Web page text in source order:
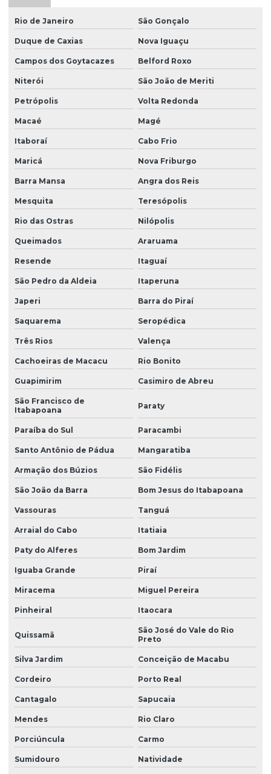
Rio de Janeiro São Gonçalo
Duque de Caxias Nova Iguaçu
Campos dos Goytacazes Belford Roxo
Niterói São João de Meriti
Petrópolis Volta Redonda
Macaé Magé
Itaboraí Cabo Frio
Maricá Nova Friburgo
Barra Mansa Angra dos Reis
Mesquita Teresópolis
Rio das Ostras Nilópolis
Queimados Araruama
Resende Itaguaí
São Pedro da Aldeia Itaperuna
Japeri Barra do Piraí
Saquarema Seropédica
Três Rios Valença
Cachoeiras de Macacu Rio Bonito
Guapimirim Casimiro de Abreu
São Francisco de
Itabapoana
Paraty
Paraíba do Sul Paracambi
Santo Antônio de Pádua Mangaratiba
Armação dos Búzios São Fidélis
São João da Barra Bom Jesus do Itabapoana
Vassouras Tanguá
Arraial do Cabo Itatiaia
Paty do Alferes Bom Jardim
Iguaba Grande Piraí
Miracema Miguel Pereira
Pinheiral Itaocara
Quissamã
São José do Vale do Rio
Preto
Silva Jardim Conceição de Macabu
Cordeiro Porto Real
Cantagalo Sapucaia
Mendes Rio Claro
Porciúncula Carmo
Sumidouro Natividade